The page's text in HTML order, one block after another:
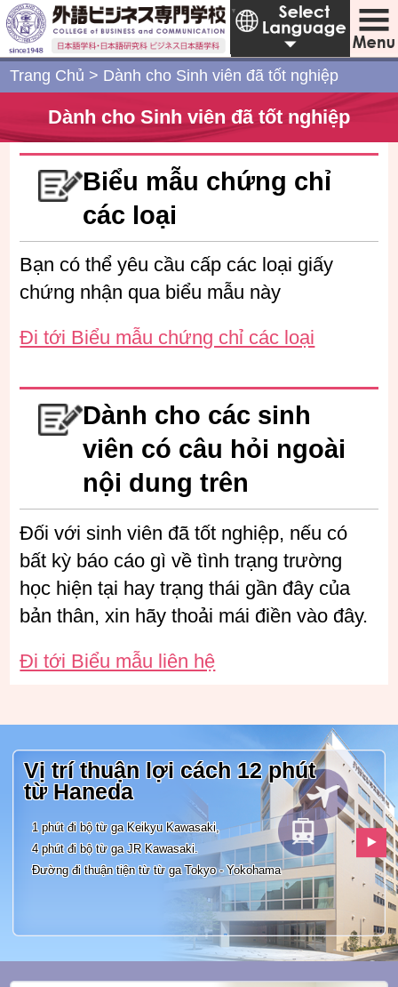
Trang Chủ > Dành cho Sinh viên đã tốt nghiệp
Dành cho Sinh viên đã tốt nghiệp
Biểu mẫu chứng chỉ
các loại
Bạn có thể yêu cầu cấp các loại giấy
chứng nhận qua biểu mẫu này
Đi tới Biểu mẫu chứng chỉ các loại
Dành cho các sinh
viên có câu hỏi ngoài
nội dung trên
Đối với sinh viên đã tốt nghiệp, nếu có
bất kỳ báo cáo gì về tình trạng trường
học hiện tại hay trạng thái gần đây của
bản thân, xin hãy thoải mái điền vào đây.
Đi tới Biểu mẫu liên hệ
Vị trí thuận lợi cách 12 phút
từHaneda
1 phút đi bộ từ ga Keikyu Kawasaki,
4 phút đi bộ từ ga JR Kawasaki.
Đường đi thuận tiện từ từ gaTokyo - Yokohama
Japanese
▼